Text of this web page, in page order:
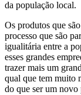
da população local.
Os produtos que
processo que são
igualitária entre a
esses grandes
trazer mais um
qual que tem muito
do que ser um novo